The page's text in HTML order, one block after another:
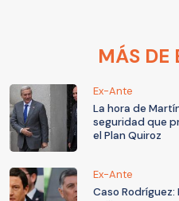
MÁS DE
Ex-Ante
La hora de
seguridad que
el Plan Quiroz
Ex-Ante
Caso